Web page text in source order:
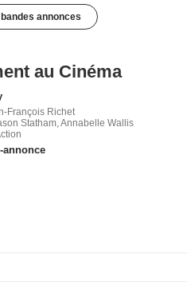
annonces
au Cinéma
François Richet
Statham, Annabelle Wallis
annonce